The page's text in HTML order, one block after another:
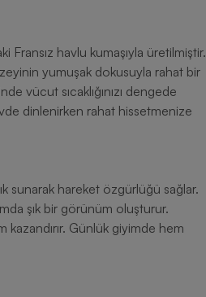
Fransız havlu kumaşıyla üretilmiştir.
yumuşak dokusuyla rahat bir
vücut sıcaklığınızı dengede
dinlenirken rahat hissetmenize
sunarak hareket özgürlüğü sağlar.
şık bir görünüm oluşturur.
Günlük giyimde hem